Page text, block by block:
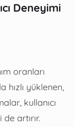
Deneyimi
oranları
yüklenen,
kullanıcı
artırır.